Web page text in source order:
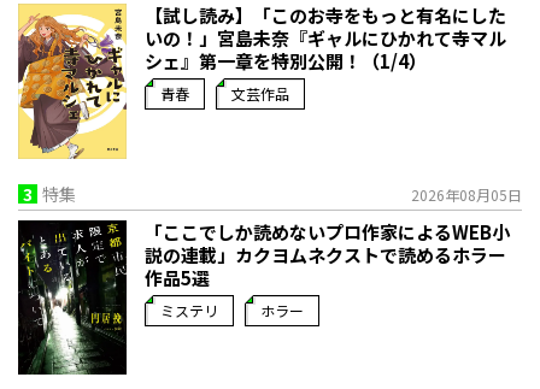
【試し読み】「このお寺をもっと有名にした
いの！」宮島未奈『ギャルにひかれて寺マル
シェ』第一章を特別公開！（1/4）
青春 文芸作品
3 特集 2026年08月05日
「ここでしか読めないプロ作家によるWEB小
説の連載」――カクヨムネクストで読めるホラー
作品5選
ミステリ ホラー